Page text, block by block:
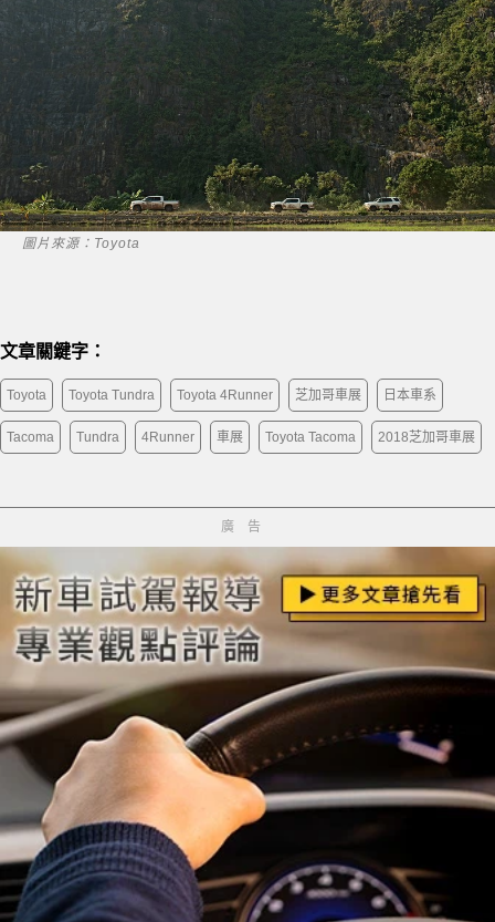
圖片來源：Toyota
文章關鍵字：
Toyota Toyota Tundra Toyota 4Runner 芝加哥車展 日本車系
Tacoma Tundra 4Runner 車展 Toyota Tacoma 2018芝加哥車展
廣告